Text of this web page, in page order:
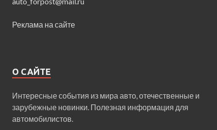
Реклама на сайте
О САЙТЕ
Интересные события из мира авто, отечественные и
зарубежные новинки. Полезная информация для
автомобилистов.